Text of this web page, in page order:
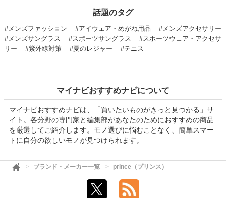
話題のタグ
#メンズファッション #アイウェア・めがね用品
#メンズアクセサリー
#メンズサングラス
#スポーツサングラス
#スポーツウェア・アクセサ
リー
#紫外線対策 #夏のレジャー #テニス
マイナビおすすめナビについて
マイナビおすすめナビは、「買いたいものがきっと見つかる」サ
イト。各分野の専門家と編集部があなたのためにおすすめの商品
を厳選してご紹介します。モノ選びに悩むことなく、簡単スマー
トに自分の欲しいモノが見つけられます。
ブランド・メーカー一覧 prince（プリンス）